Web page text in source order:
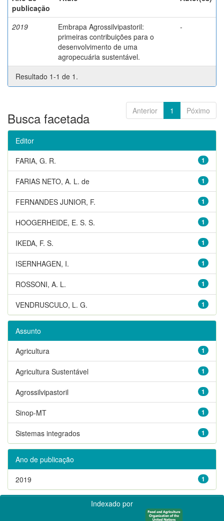
publicação
2019
Embrapa Agrossilvipastoril:
primeiras contribuições para o
desenvolvimento de uma
agropecuária sustentável.
-
Resultado 1-1 de 1.
Anterior 1 Póximo
Busca facetada
Editor
1
FARIA, G. R.
1
FARIAS NETO, A. L. de
1
FERNANDES JUNIOR, F.
1
HOOGERHEIDE, E. S. S.
1
IKEDA, F. S.
1
ISERNHAGEN, I.
1
ROSSONI, A. L.
1
VENDRUSCULO, L. G.
Assunto
1
Agricultura
1
Agricultura Sustentável
1
Agrossilvipastoril
1
Sinop-MT
1
Sistemas integrados
Ano de publicação
1
2019
Indexado por